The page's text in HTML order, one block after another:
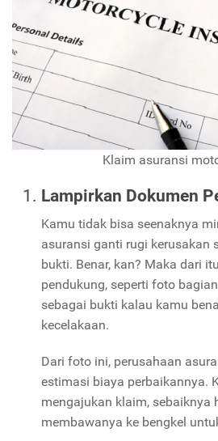
Klaim asuransi
Lampirkan Dokumen
Kamu tidak bisa seenaknya
asuransi ganti rugi kerusakan
bukti. Benar, kan? Maka dari
pendukung, seperti foto
sebagai bukti kalau kamu
kecelakaan.
Dari foto ini, perusahaan
estimasi biaya perbaikannya.
mengajukan klaim, sebaiknya
membawanya ke bengkel